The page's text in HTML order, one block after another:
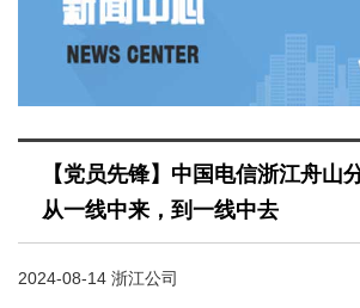
【党员先锋】中国电信浙江舟山
从一线中来，到一线中去
2024-08-14 浙江公司